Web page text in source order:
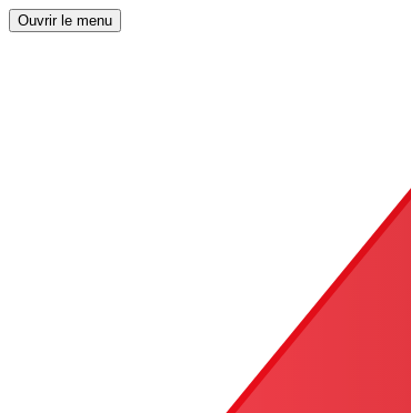
Ouvrir le menu